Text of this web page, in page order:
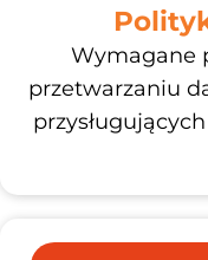
Wymagane
przetwarzaniu